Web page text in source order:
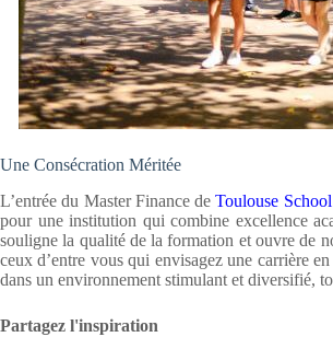
Une Consécration Méritée
L’entrée du Master Finance deToulouse
pour une institution qui combine excellence
souligne la qualité de la formation et ouvre de
ceux d’entre vous qui envisagez une carrière
dans un environnement stimulant et diversifié,
Partagez l'inspiration